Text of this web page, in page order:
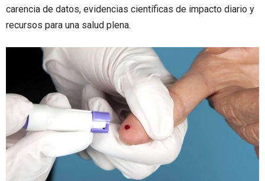
carencia de datos, evidencias científicas de impacto diario y
recursos para una salud plena.